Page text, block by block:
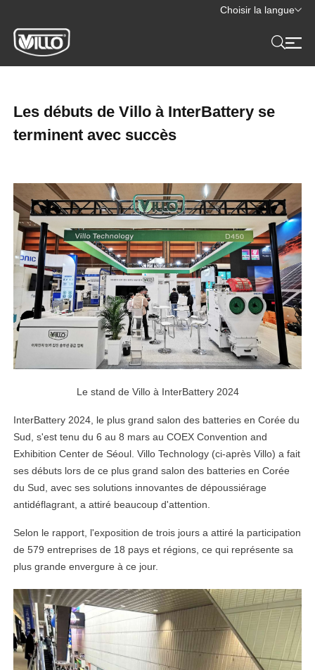
Choisir la langue
Les débuts de Villo à InterBattery se
terminent avec succès
Le stand de Villo à InterBattery 2024
InterBattery 2024, le plus grand salon des batteries en Corée du
Sud, s'est tenu du 6 au 8 mars au COEX Convention and
Exhibition Center de Séoul. Villo Technology (ci-après Villo) a fait
ses débuts lors de ce plus grand salon des batteries en Corée
du Sud, avec ses solutions innovantes de dépoussiérage
antidéflagrant, a attiré beaucoup d'attention.
Selon le rapport, l'exposition de trois jours a attiré la participation
de 579 entreprises de 18 pays et régions, ce qui représente sa
plus grande envergure à ce jour.